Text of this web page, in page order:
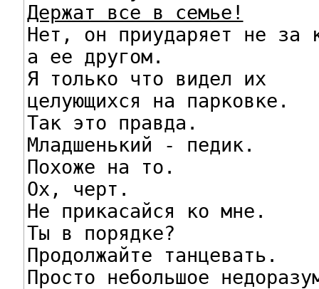
Держат все в семье!
Нет, он приударяет не за
а ее другом.
Я только что видел их
целующихся на парковке.
Так это правда.
Младшенький - педик.
Похоже на то.
Ох, черт.
Не прикасайся ко мне.
Ты в порядке?
Продолжайте танцевать.
Просто небольшое